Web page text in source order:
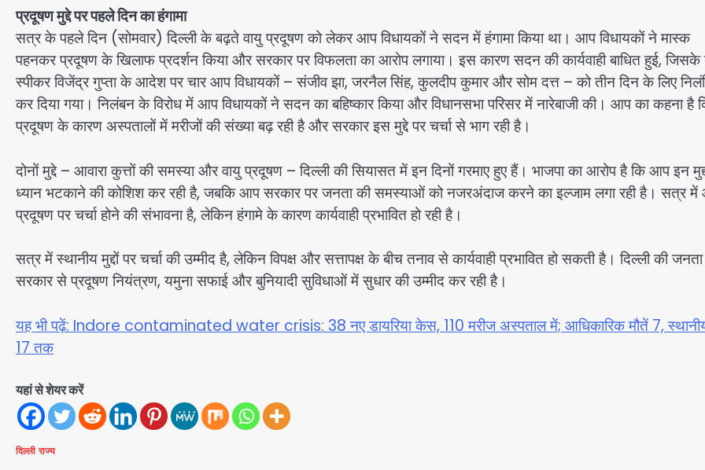
प्रदूषण मुद्दे पर पहले दिन का हंगामा
सत्र के पहले दिन (सोमवार) दिल्ली के बढ़ते वायु प्रदूषण को लेकर आप विधायकों ने सदन में हंगामा किया था। आप विधायकों ने मास्क
पहनकर प्रदूषण के खिलाफ प्रदर्शन किया और सरकार पर विफलता का आरोप लगाया। इस कारण सदन की कार्यवाही बाधित हुई, जिसके
स्पीकर विजेंद्र गुप्ता के आदेश पर चार आप विधायकों – संजीव झा, जरनैल सिंह, कुलदीप कुमार और सोम दत्त – को तीन दिन के लिए
कर दिया गया। निलंबन के विरोध में आप विधायकों ने सदन का बहिष्कार किया और विधानसभा परिसर में नारेबाजी की। आप का कहना है
प्रदूषण के कारण अस्पतालों में मरीजों की संख्या बढ़ रही है और सरकार इस मुद्दे पर चर्चा से भाग रही है।
दोनों मुद्दे – आवारा कुत्तों की समस्या और वायु प्रदूषण – दिल्ली की सियासत में इन दिनों गरमाए हुए हैं। भाजपा का आरोप है कि आप इन
ध्यान भटकाने की कोशिश कर रही है, जबकि आप सरकार पर जनता की समस्याओं को नजरअंदाज करने का इल्जाम लगा रही है। सत्र
प्रदूषण पर चर्चा होने की संभावना है, लेकिन हंगामे के कारण कार्यवाही प्रभावित हो रही है।
सत्र में स्थानीय मुद्दों पर चर्चा की उम्मीद है, लेकिन विपक्ष और सत्तापक्ष के बीच तनाव से कार्यवाही प्रभावित हो सकती है। दिल्ली की
सरकार से प्रदूषण नियंत्रण, यमुना सफाई और बुनियादी सुविधाओं में सुधार की उम्मीद कर रही है।
यह भी पढ़ें: Indore contaminated water crisis: 38 नए डायरिया केस, 110 मरीज अस्पताल में; आधिकारिक मौतें 7,
17 तक
यहां से शेयर करें
दिल्ली राज्य